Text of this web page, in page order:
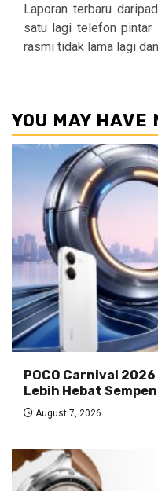
Laporan terbaru
satu lagi telefon pintar
rasmi tidak lama lagi
YOU MAY HAVE
POCO Carnival
Lebih Hebat
August 7, 2026